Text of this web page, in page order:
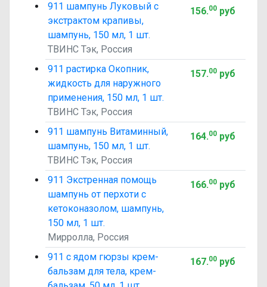
911 шампунь Луковый с
экстрактом крапивы,
шампунь, 150 мл, 1 шт.
ТВИНС Тэк, Россия
156.00руб
911 растирка Окопник,
жидкость для наружного
применения, 150 мл, 1 шт.
ТВИНС Тэк, Россия
157.00руб
911 шампунь Витаминный,
шампунь, 150 мл, 1 шт.
ТВИНС Тэк, Россия
164.00руб
911 Экстренная помощь
шампунь от перхоти с
кетоконазолом, шампунь,
150 мл, 1 шт.
Мирролла, Россия
166.00руб
911 с ядом гюрзы крем-
бальзам для тела, крем-
167.00руб